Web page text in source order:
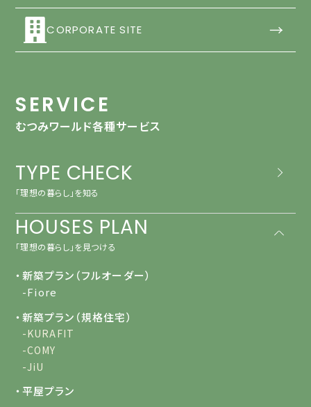
CORPORATE SITE →
SERVICE
むつみワールド各種サービス
TYPE CHECK
「理想の暮らし」を知る
HOUSES PLAN
「理想の暮らし」を見つける
・新築プラン（フルオーダー）
-Fiore
・新築プラン（規格住宅）
-KURAFIT
-COMY
-JiU
・平屋プラン